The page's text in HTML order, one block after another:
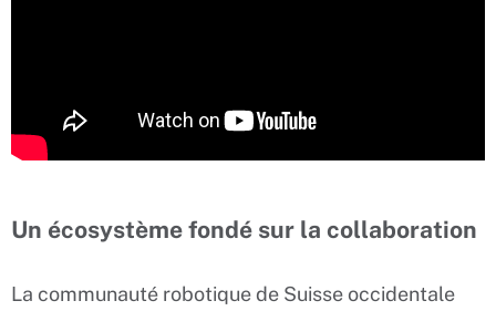
Un écosystème fondé sur la collaboration
La communauté robotique de Suisse occidentale